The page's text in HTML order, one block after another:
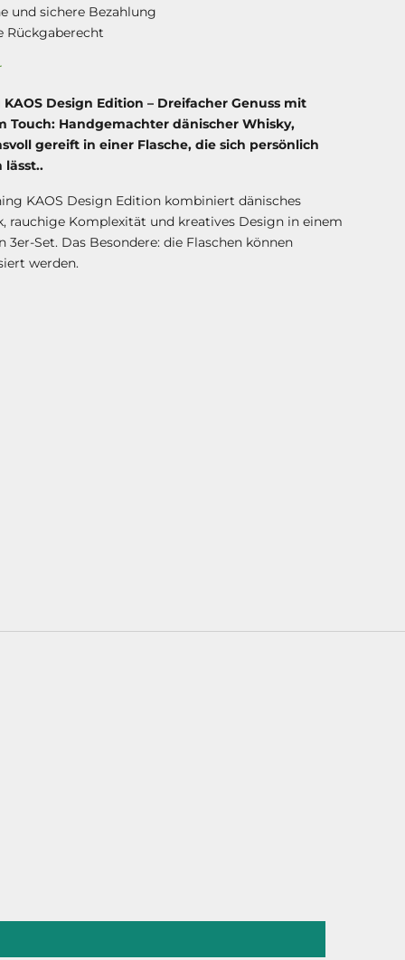
und sichere Bezahlung
Rückgaberecht
Design Edition – Dreifacher Genuss mit
Touch: Handgemachter dänischer Whisky,
gereift in einer Flasche, die sich persönlich
lässt..
KAOS Design Edition kombiniert dänisches
rauchige Komplexität und kreatives Design in einem
3er-Set. Das Besondere: die Flaschen können
werden.